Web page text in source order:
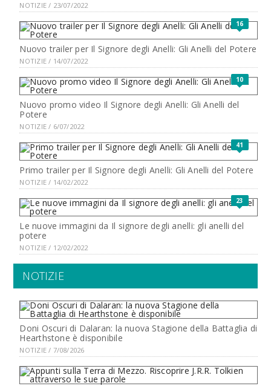
NOTIZIE / 23/07/2022
16
Nuovo trailer per Il Signore degli Anelli: Gli Anelli del Potere
NOTIZIE / 14/07/2022
10
Nuovo promo video Il Signore degli Anelli: Gli Anelli del
Potere
NOTIZIE / 6/07/2022
41
Primo trailer per Il Signore degli Anelli: Gli Anelli del Potere
NOTIZIE / 14/02/2022
23
Le nuove immagini da Il signore degli anelli: gli anelli del
potere
NOTIZIE / 12/02/2022
NOTIZIE
Doni Oscuri di Dalaran: la nuova Stagione della Battaglia di
Hearthstone è disponibile
NOTIZIE / 7/08/2026